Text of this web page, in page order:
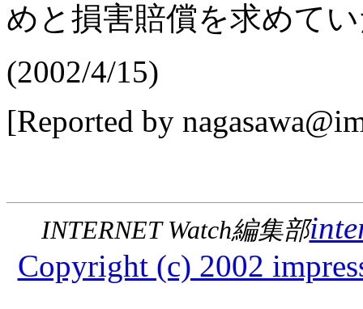
めと損害賠償を求めて
(2002/4/15)
[Reported by
INTERNET Watch編集部
Copyright (c) 2002